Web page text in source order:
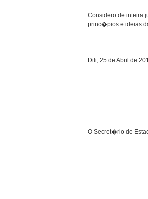
Considero de
princ�pios e ideias
Dili, 25 de Abril de
O Secret�rio de